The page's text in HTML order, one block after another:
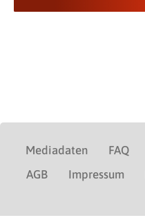
Mediadaten FAQ
AGB
Impressum